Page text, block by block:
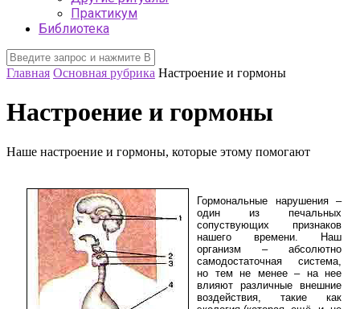
Практикум
Библиотека
Главная Основная рубрика Настроение и гормоны
Настроение и гормоны
Наше настроение и гормоны, которые этому помогают
Гормональные нарушения –
один из печальных
сопуствующих признаков
нашего времени. Наш
организм – абсолютно
самодостаточная система,
но тем не менее – на нее
влияют различные внешние
воздействия, такие как